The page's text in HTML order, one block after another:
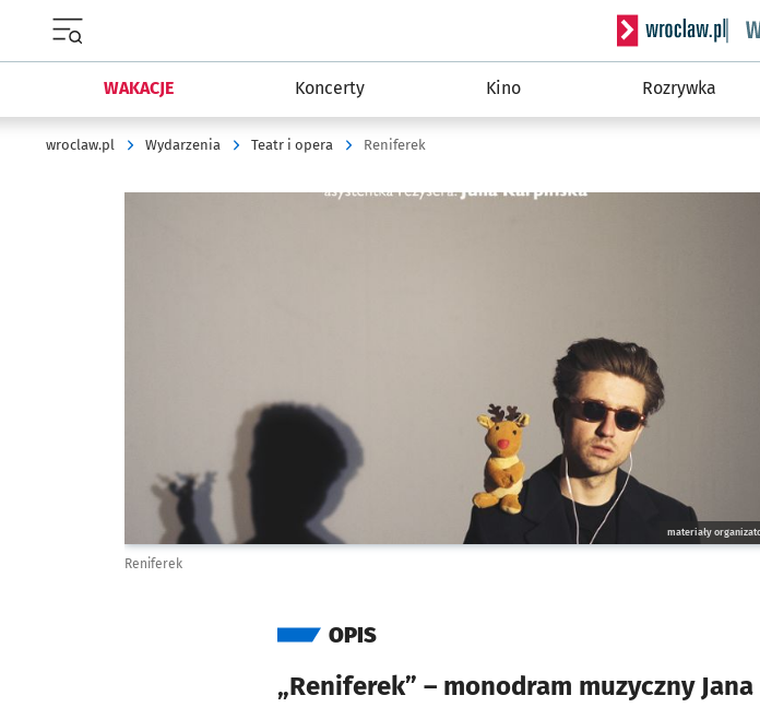
Serwis
WAKACJE Koncerty Kino Rozrywka
wroclaw.pl Wydarzenia Teatr i opera Reniferek
materiały
Reniferek
OPIS
„Reniferek” – monodram muzyczny